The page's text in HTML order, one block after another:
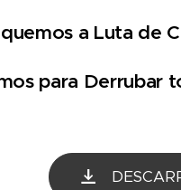
a Luta de
para Derrubar